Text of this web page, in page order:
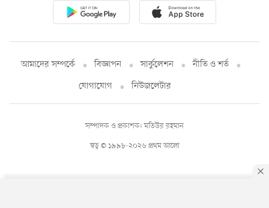
আমাদের সম্পর্কে বিজ্ঞাপন সার্কুলেশন
নীতি ও শর্ত
যোগাযোগ
নিউজলেটার
স্বত্ব © ১৯৯৮-২০২৬ প্রথম আলো
সম্পাদক ও প্রকাশক: মতিউর রহমান